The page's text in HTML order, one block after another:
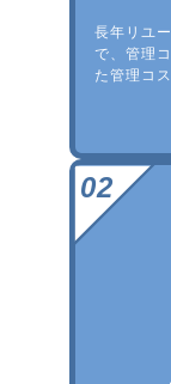
長年リユ
で、管理
た管理コ